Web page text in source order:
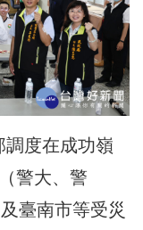
度在成功嶺
警大、警
臺南市等受災